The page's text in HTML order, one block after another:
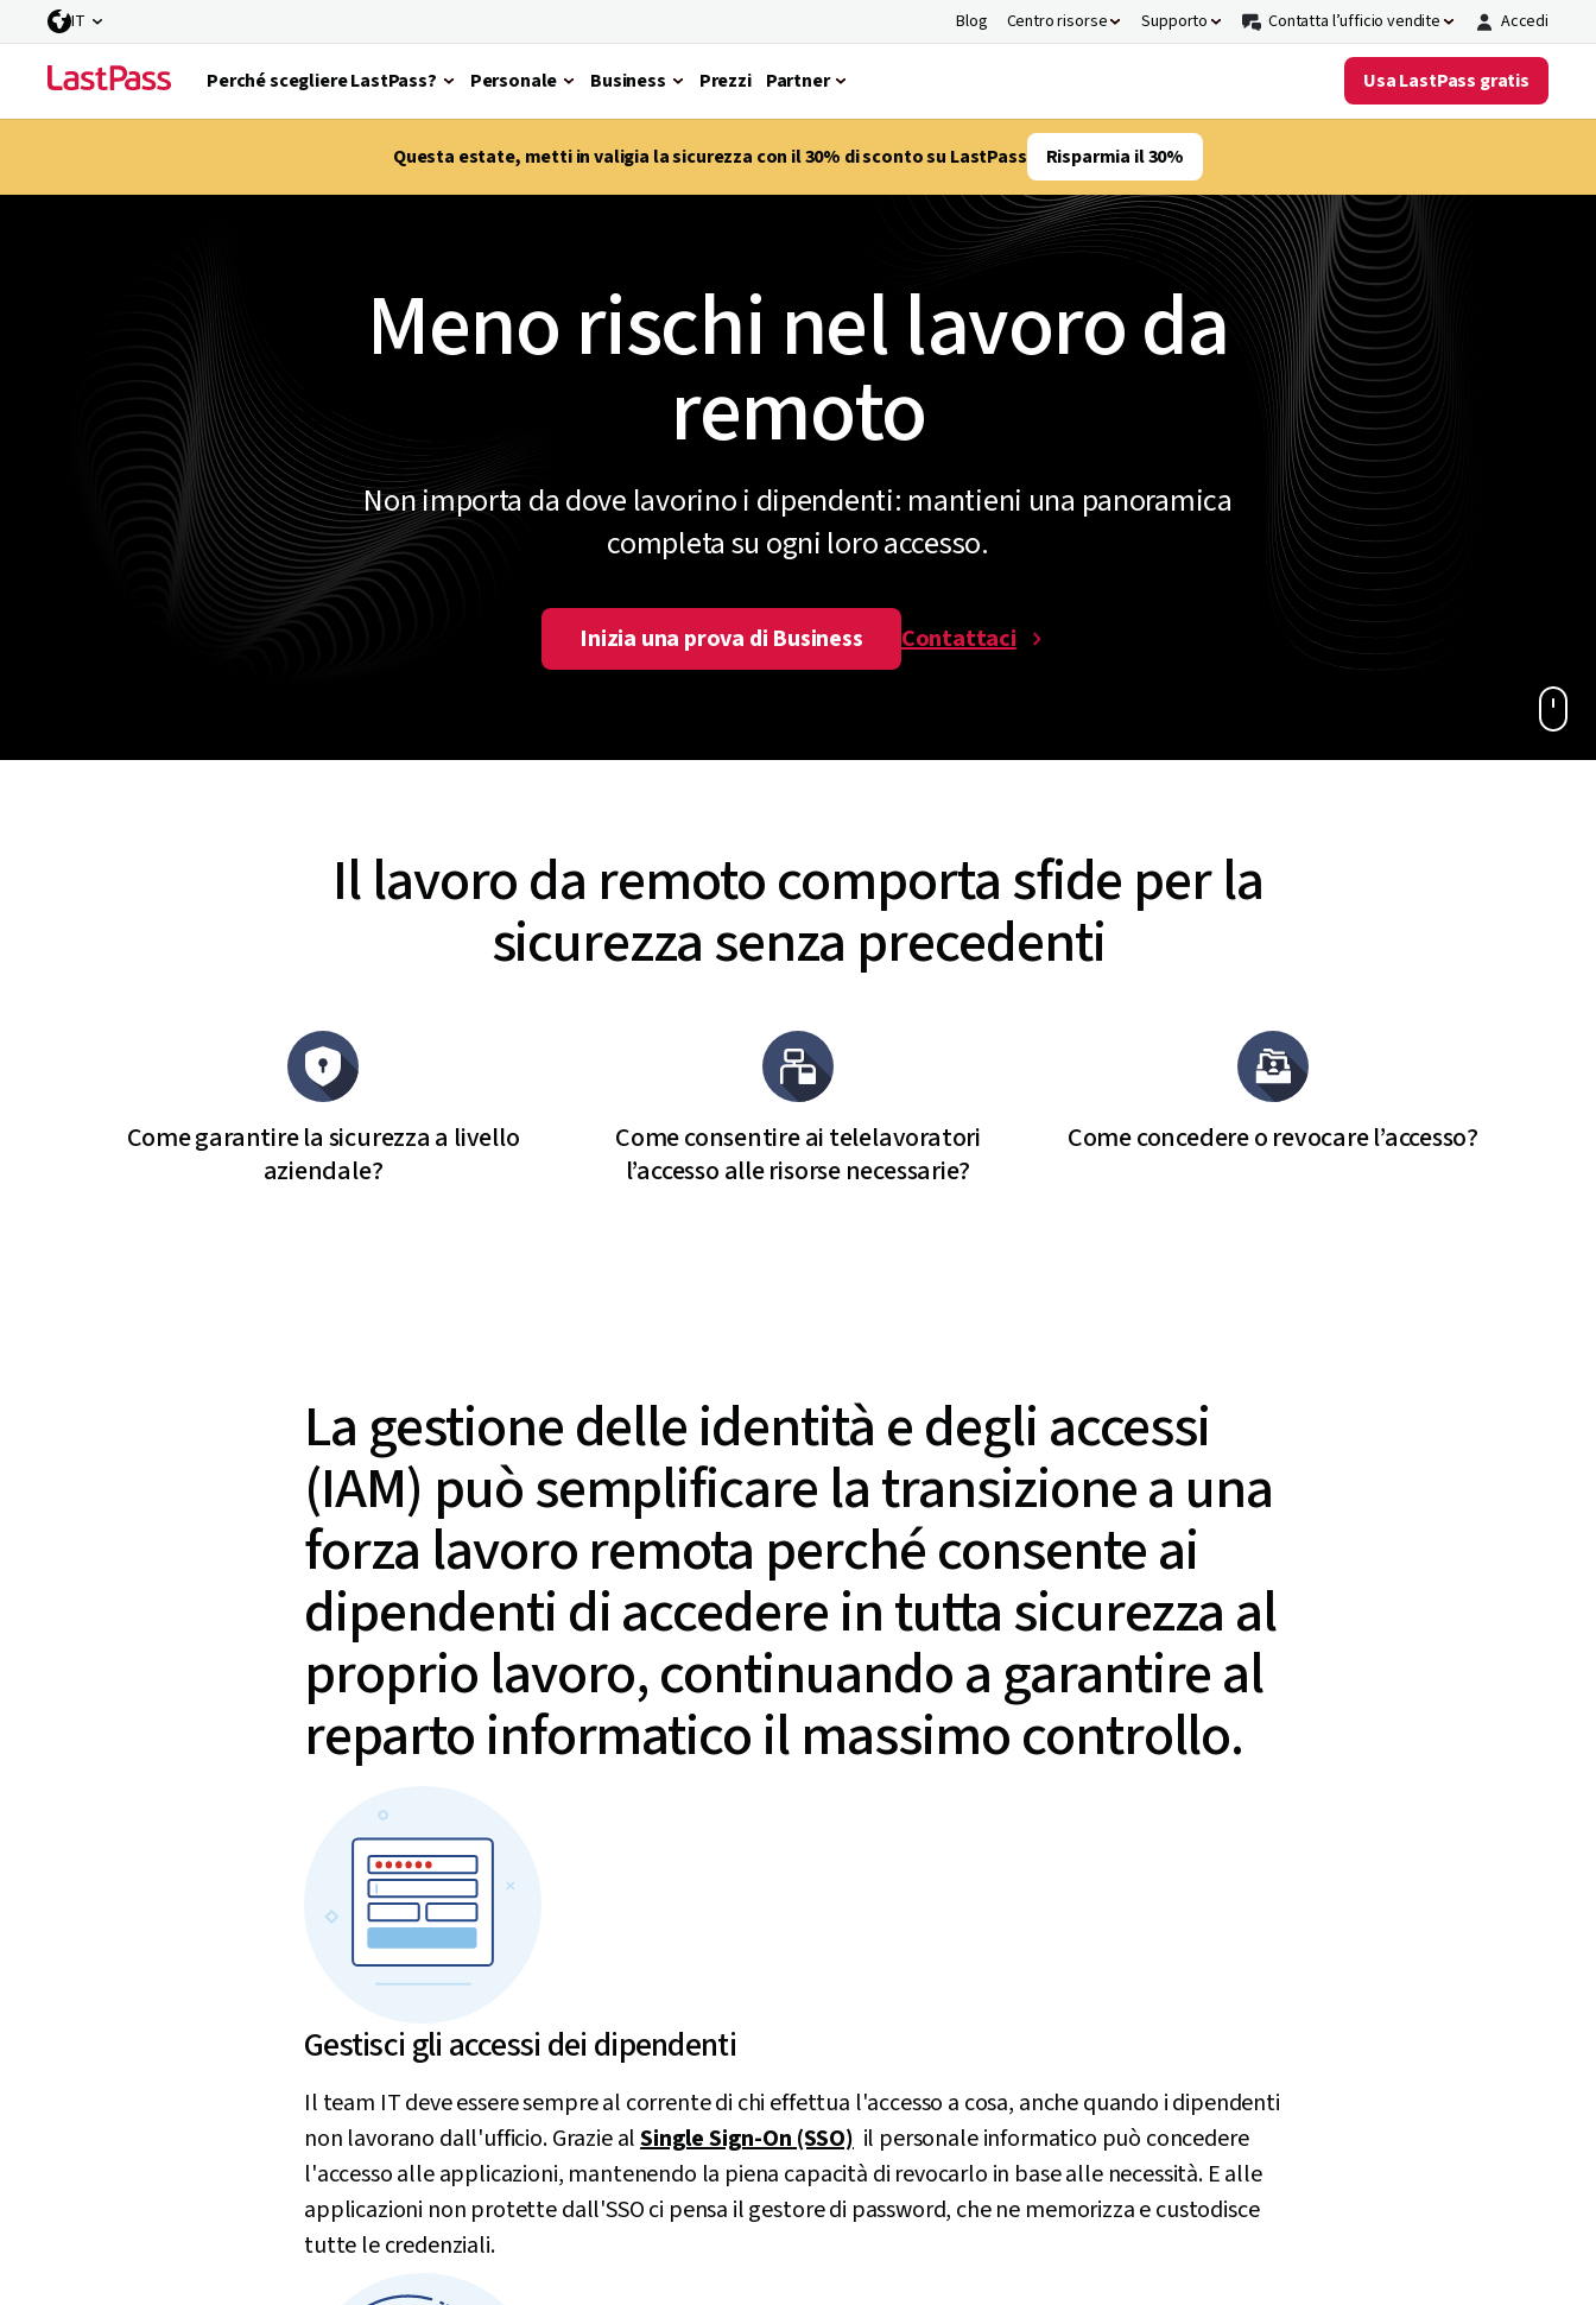
IT Blog Centro risorse Supporto Contatta l’ufficio vendite Accedi
Perché scegliere LastPass? Personale Business Prezzi Partner Usa LastPass gratis
Questa estate, metti in valigia la sicurezza con il 30% di sconto su LastPass Risparmia il 30%
Meno rischi nel lavoro da
remoto
Non importa da dove lavorino i dipendenti: mantieni una panoramica
completa su ogni loro accesso.
Inizia una prova di Business Contattaci
Il lavoro da remoto comporta sfide per la
sicurezza senza precedenti
Come garantire la sicurezza a livello
aziendale?
Come consentire ai telelavoratori
l’accesso alle risorse necessarie?
Come concedere o revocare l’accesso?
La gestione delle identità e degli accessi
(IAM) può semplificare la transizione a una
forza lavoro remota perché consente ai
dipendenti di accedere in tutta sicurezza al
proprio lavoro, continuando a garantire al
reparto informatico il massimo controllo.
Gestisci gli accessi dei dipendenti
Il team IT deve essere sempre al corrente di chi effettua l'accesso a cosa, anche quando i dipendenti
non lavorano dall'ufficio. Grazie alSingle Sign-On (SSO)il personale informatico può concedere
l'accesso alle applicazioni, mantenendo la piena capacità di revocarlo in base alle necessità. E alle
applicazioni non protette dall'SSO ci pensa il gestore di password, che ne memorizza e custodisce
tutte le credenziali.